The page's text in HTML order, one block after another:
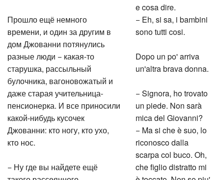
Прошло ещё немного
времени, и один за другим в
дом Джованни потянулись
разные люди − какая-то
старушка, рассыльный
булочника, вагоновожатый и
даже старая учительница-
пенсионерка. И все приносили
какой-нибудь кусочек
Джованни: кто ногу, кто ухо,
кто нос.
− Ну где вы найдете ещё
e cosa dire.
− Eh, si sa, i bambini
sono tutti cosi.
Dopo un po' arriva
un'altra brava donna.
− Signora, ho trovato
un piede. Non sarà
mica del Giovanni?
− Ma si che è suo, lo
riconosco dalla
scarpa col buco. Oh,
che figlio distratto mi